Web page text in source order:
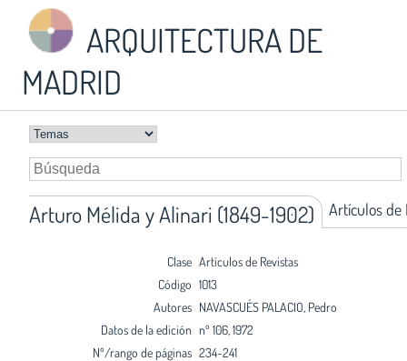
ARQUITECTURA DE
MADRID
Arturo Mélida y Alinari (1849-1902) Artículos de
Clase Artículos de Revistas
Código 1013
Autores NAVASCUÉS PALACIO, Pedro
Datos de la edición nº 106, 1972
Nº/rango de páginas 234-241